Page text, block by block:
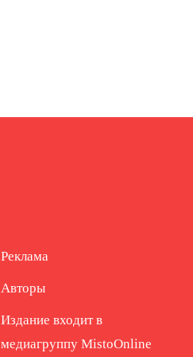
Реклама
Авторы
Издание входит в
медиагруппу MistoOnline